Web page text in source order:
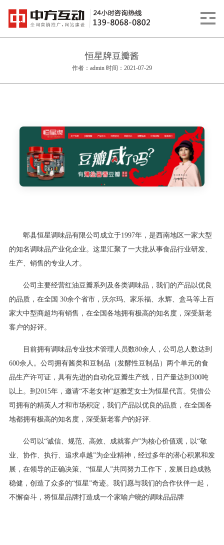
恒星牌豆瓣酱
作者：admin 时间：2021-07-29
郫县恒星调味品有限公司成立于1997年，是西南地区一家大型
的知名调味品产业化企业。这里汇聚了一大批从事食品行业研发、
生产、销售的专业人才。
公司主要经营红油豆瓣系列及各类调味品，我们的产品以优良
的品质，在全国 30余个省市，沃尔玛、家乐福、永辉、盒马等上百
家大中型商超均有销售，在全国各地拥有极高的知名度，深受新老
客户的好评。
目前拥有调味品专业技术管理人员数80余人，公司总人数达到
600余人。公司拥有酱类和豆制品（发酵性豆制品）两个单元的食
品生产许可证，具有先进的自动化豆瓣生产线，日产量达到300吨
以上。到2015年，邀请“不老女神”赵雅芝女士为恒星代言。凭借公
司拥有的精英人才和市场积淀，我们产品以优良的品质，在全国各
地都拥有极高的知名度，深受新老客户的好评.
公司以“诚信、规范、高效、成就客户”为核心价值观，以“敬
业、协作、执行、追求卓越”为企业精神，经过多年的潜心积累和发
展，在领导的正确决策、“恒星人”共同努力工作下，发展日趋成熟
稳健，创造了众多的“恒星”奇迹。我们愿与我们的合作伙伴一起，
不懈奋斗，将恒星品牌打造成一个家喻户晓的调味品品牌